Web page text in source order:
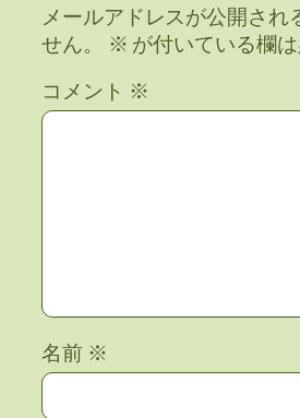
メールアドレスが公開され
せん。
※ が付いている欄
コメント ※
名前 ※